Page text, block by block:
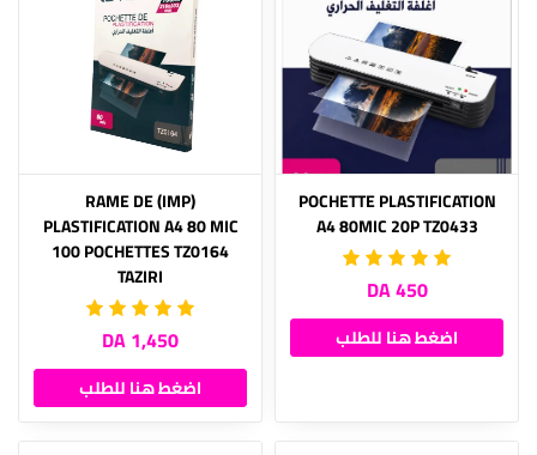
POCHETTE PLASTIFICATION
A4 80MIC 20P TZ0433
450 DA
اضغط هنا للطلب
(IMP) RAME DE
PLASTIFICATION A4 80 MIC
100 POCHETTES TZ0164
TAZIRI
1,450 DA
اضغط هنا للطلب